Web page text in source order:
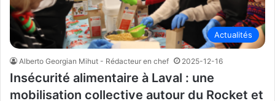
Actualités
Alberto Georgian Mihut - Rédacteur en chef 2025-12-16
Insécurité alimentaire à Laval : une
mobilisation collective autour du Rocket et